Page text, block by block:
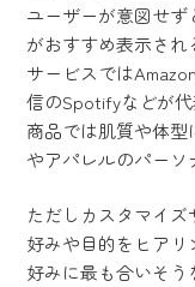
ユーザーが意図せ
がおすすめ表示され
サービスでは
信のSpotifyなどが代
商品では肌質や体
やアパレルのパーソ
ただしカスタマイ
好みや目的をヒア
好みに最も合いそ